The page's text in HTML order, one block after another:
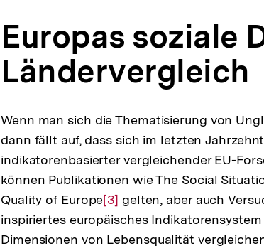
Europas soziale
Ländervergleich
Wenn man sich die Thematisierung von
dann fällt auf, dass sich im letzten
indikatorenbasierter vergleichender EU-
können Publikationen wie The Social
Quality of EuropeZur
Auflösung
der
[3] gelten, aber auch
inspiriertes europäisches
Dimensionen von Lebensqualität